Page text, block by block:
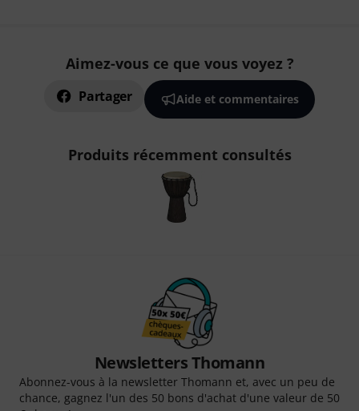
Aimez-vous ce que vous voyez ?
Partager Aide et commentaires
Produits récemment consultés
Newsletters Thomann
Abonnez-vous à la newsletter Thomann et, avec un peu de
chance, gagnez l'un des 50 bons d'achat d'une valeur de 50